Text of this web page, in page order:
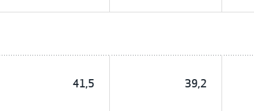
41,5 39,2